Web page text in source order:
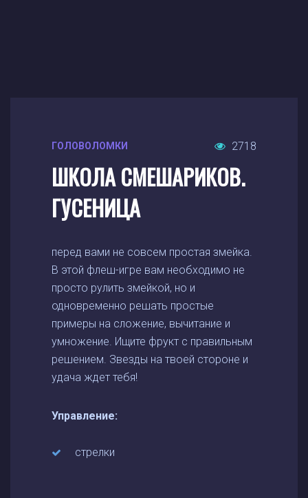
ГОЛОВОЛОМКИ 2718
ШКОЛА СМЕШАРИКОВ.
ГУСЕНИЦА
перед вами не совсем простая змейка.
В этой флеш-игре вам необходимо не
просто рулить змейкой, но и
одновременно решать простые
примеры на сложение, вычитание и
умножение. Ищите фрукт с правильным
решением. Звезды на твоей стороне и
удача ждет тебя!
Управление:
стрелки